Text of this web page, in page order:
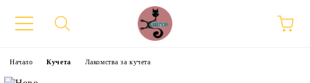
Начало Кучета Лакомства за кучета